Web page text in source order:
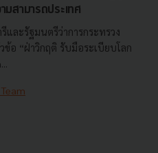
มสามารถประเทศ
ละรัฐมนตรีว่าการกระทรวง
อ “ฝ่าวิกฤติ รับมือระเบียบโลก